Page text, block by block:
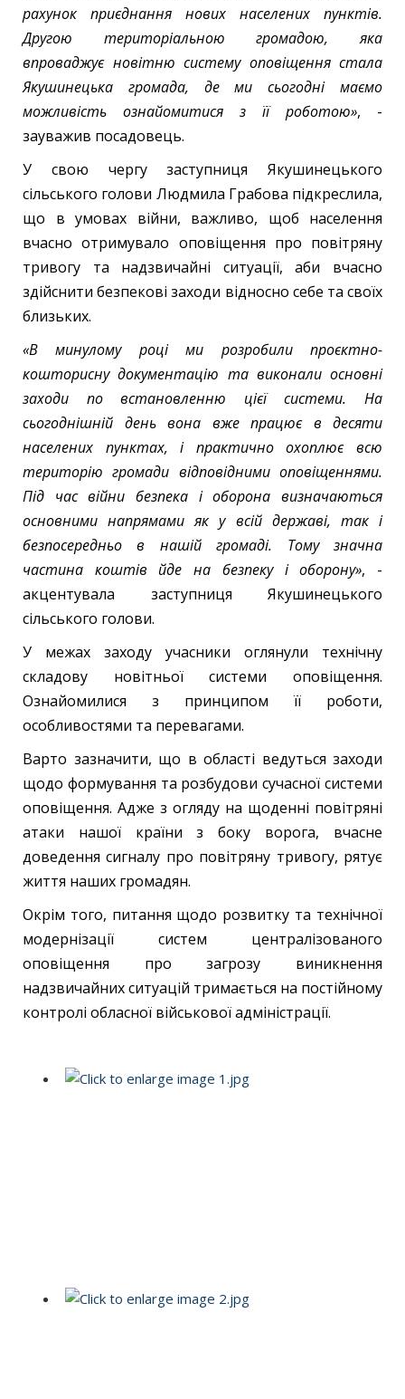
рахунок приєднання нових населених пунктів.
Другою територіальною громадою, яка
впроваджує новітню систему оповіщення стала
Якушинецька громада, де ми сьогодні маємо
можливість ознайомитися з її роботою», -
зауважив посадовець.
У свою чергу заступниця Якушинецького
сільського голови Людмила Грабова підкреслила,
що в умовах війни, важливо, щоб населення
вчасно отримувало оповіщення про повітряну
тривогу та надзвичайні ситуації, аби вчасно
здійснити безпекові заходи відносно себе та своїх
близьких.
«В минулому році ми розробили проєктно-
кошторисну документацію та виконали основні
заходи по встановленню цієї системи. На
сьогоднішній день вона вже працює в десяти
населених пунктах, і практично охоплює всю
територію громади відповідними оповіщеннями.
Під час війни безпека і оборона визначаються
основними напрямами як у всій державі, так і
безпосередньо в нашій громаді. Тому значна
частина коштів йде на безпеку і оборону», -
акцентувала заступниця Якушинецького
сільського голови.
У межах заходу учасники оглянули технічну
складову новітньої системи оповіщення.
Ознайомилися з принципом її роботи,
особливостями та перевагами.
Варто зазначити, що в області ведуться заходи
щодо формування та розбудови сучасної системи
оповіщення. Адже з огляду на щоденні повітряні
атаки нашої країни з боку ворога, вчасне
доведення сигналу про повітряну тривогу, рятує
життя наших громадян.
Окрім того, питання щодо розвитку та технічної
модернізації систем централізованого
оповіщення про загрозу виникнення
надзвичайних ситуацій тримається на постійному
контролі обласної військової адміністрації.